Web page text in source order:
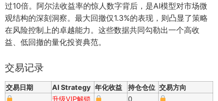
过10倍。阿尔法收益率的惊人数字背后，是AI模型对市场微
观结构的深刻洞察。最大回撤仅1.3%的表现，则凸显了策略
在风险控制上的卓越能力。这些数据共同勾勒出一个高收
益、低回撤的量化投资典范。
交易记录
交易日期 AI Strategy 年化收益 持仓仓位 交易方向
升级VIP解锁
0